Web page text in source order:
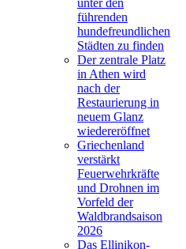
unter den
führenden
hundefreundlichen
Städten zu finden
Der zentrale Platz
in Athen wird
nach der
Restaurierung in
neuem Glanz
wiedereröffnet
Griechenland
verstärkt
Feuerwehrkräfte
und Drohnen im
Vorfeld der
Waldbrandsaison
2026
Das Ellinikon-